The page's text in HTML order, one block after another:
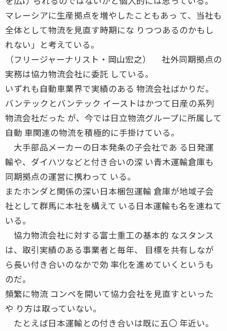
マレーシアに生産拠点を増やしたこともあっ て、当社も
全体として物流を見直す時期にな りつつあるのかもし
れない」と考えている。
（フリージャーナリスト・岡山宏之） 社外同期拠点の
実務は協力物流会社に委託 している。
いずれも自動車業界で実績のある 物流会社ばかりだ。
バンテックとバンテック イーストはかつて日産の系列
物流会社だった が、今では日立物流グループに所属して
自動 車関連の物流を積極的に手掛けている。
大手部品メーカーの日本発条の子会社であ る日発運
輸や、ダイハツなどと付き合いの深 い青木運輸倉庫も
同期拠点の運営に携わって いる。
またホンダと関係の深い日本梱包運輸 倉庫が地域子会
社として群馬に本社を構えて いる日本運輸も名を連ねて
いる。
協力物流会社に対する富士重工の基本的 なスタンス
は、取引実績のある事業者と毎年、 目標を共有しなが
ら長い付き合いのなかで効 率化を進めていくというも
のだ。
頻繁に物流 コンペを開いて協力会社を見直すといった
や り方は取っていない。
たとえば日本運輸との付き合いは既に五〇 年近い。